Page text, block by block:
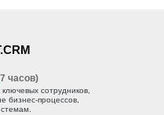
часов)
сотрудников,
бизнес-процессов,